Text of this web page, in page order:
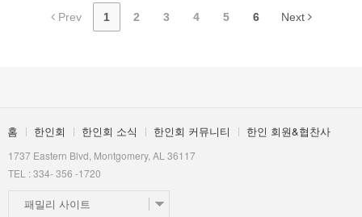
Prev 1 2 3 4 5 6 Next
홈 한인회 한인회 소식 한인회 커뮤니티 한인 회원&협찬사
1737 Eastern Blvd, Montgomery, AL 36117
TEL : 334- 356 -1720
패밀리 사이트